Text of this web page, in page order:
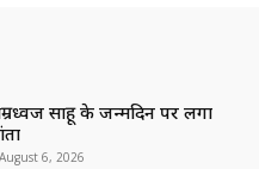
साहू के जन्मदिन पर लगा
August 6, 2026